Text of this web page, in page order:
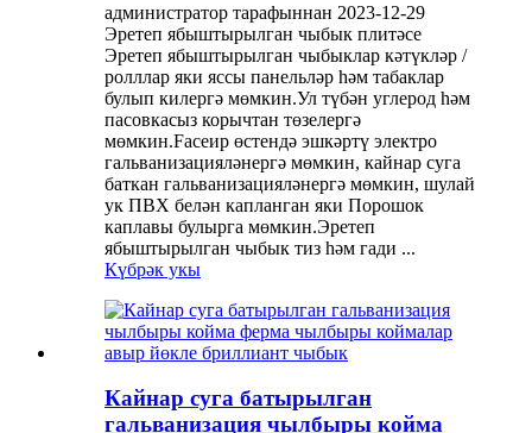
администратор тарафыннан 2023-12-29
Эретеп ябыштырылган чыбык плитәсе
Эретеп ябыштырылган чыбыклар кәтүкләр /
ролллар яки яссы панельләр һәм табаклар
булып килергә мөмкин.Ул түбән углерод һәм
пасовкасыз корычтан төзелергә
мөмкин.Faceир өстендә эшкәртү электро
гальванизацияләнергә мөмкин, кайнар суга
баткан гальванизацияләнергә мөмкин, шулай
ук ​​ПВХ белән капланган яки Порошок
каплавы булырга мөмкин.Эретеп
ябыштырылган чыбык тиз һәм гади ...
Күбрәк укы
Кайнар суга батырылган
гальванизация чылбыры койма